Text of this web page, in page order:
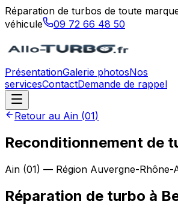
Réparation de turbos de toute
véhicule
09 72 66 48 50
PrésentationGalerie photosNos
servicesContactDemande de rappel
Retour au Ain (01)
Reconditionnement de
Ain (01) — Région Auvergne-Rhône-
Réparation de turbo à